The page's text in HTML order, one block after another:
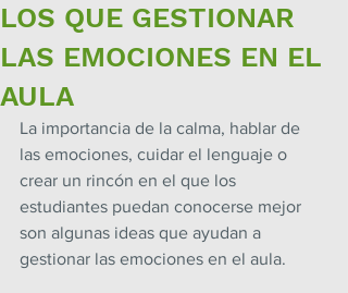
LOS QUE GESTIONAR
LAS EMOCIONES EN EL
AULA
La importancia de la calma, hablar de
las emociones, cuidar el lenguaje o
crear un rincón en el que los
estudiantes puedan conocerse mejor
son algunas ideas que ayudan a
gestionar las emociones en el aula.